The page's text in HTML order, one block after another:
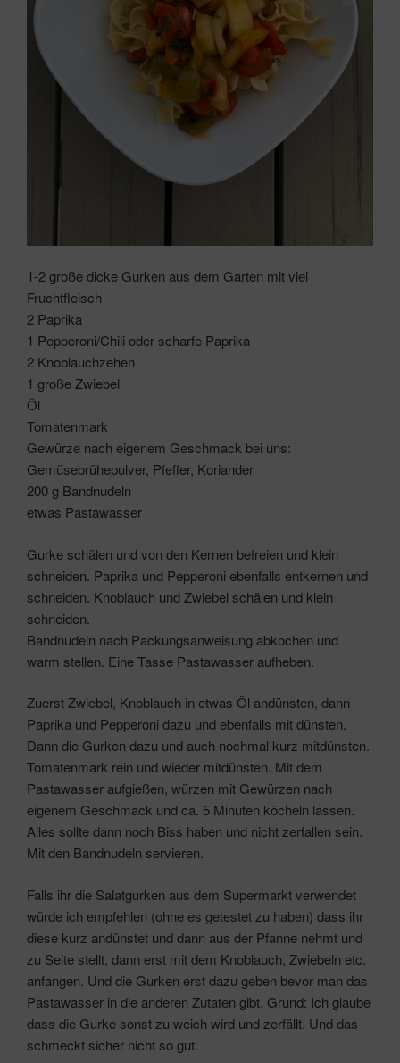
1-2 große dicke Gurken aus dem Garten mit viel
Fruchtfleisch
2 Paprika
1 Pepperoni/Chili oder scharfe Paprika
2 Knoblauchzehen
1 große Zwiebel
Öl
Tomatenmark
Gewürze nach eigenem Geschmack bei uns:
Gemüsebrühepulver, Pfeffer, Koriander
200 g Bandnudeln
etwas Pastawasser
Gurke schälen und von den Kernen befreien und klein
schneiden. Paprika und Pepperoni ebenfalls entkernen und
schneiden. Knoblauch und Zwiebel schälen und klein
schneiden.
Bandnudeln nach Packungsanweisung abkochen und
warm stellen. Eine Tasse Pastawasser aufheben.
Zuerst Zwiebel, Knoblauch in etwas Öl andünsten, dann
Paprika und Pepperoni dazu und ebenfalls mit dünsten.
Dann die Gurken dazu und auch nochmal kurz mitdünsten.
Tomatenmark rein und wieder mitdünsten. Mit dem
Pastawasser aufgießen, würzen mit Gewürzen nach
eigenem Geschmack und ca. 5 Minuten köcheln lassen.
Alles sollte dann noch Biss haben und nicht zerfallen sein.
Mit den Bandnudeln servieren.
Falls ihr die Salatgurken aus dem Supermarkt verwendet
würde ich empfehlen (ohne es getestet zu haben) dass ihr
diese kurz andünstet und dann aus der Pfanne nehmt und
zu Seite stellt, dann erst mit dem Knoblauch, Zwiebeln etc.
anfangen. Und die Gurken erst dazu geben bevor man das
Pastawasser in die anderen Zutaten gibt. Grund: Ich glaube
dass die Gurke sonst zu weich wird und zerfällt. Und das
schmeckt sicher nicht so gut.